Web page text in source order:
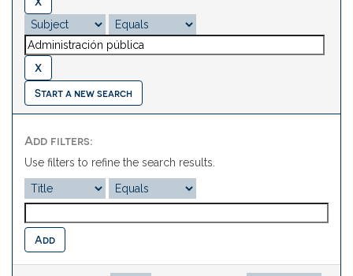
Start a new search
Add filters:
Use filters to refine the search results.